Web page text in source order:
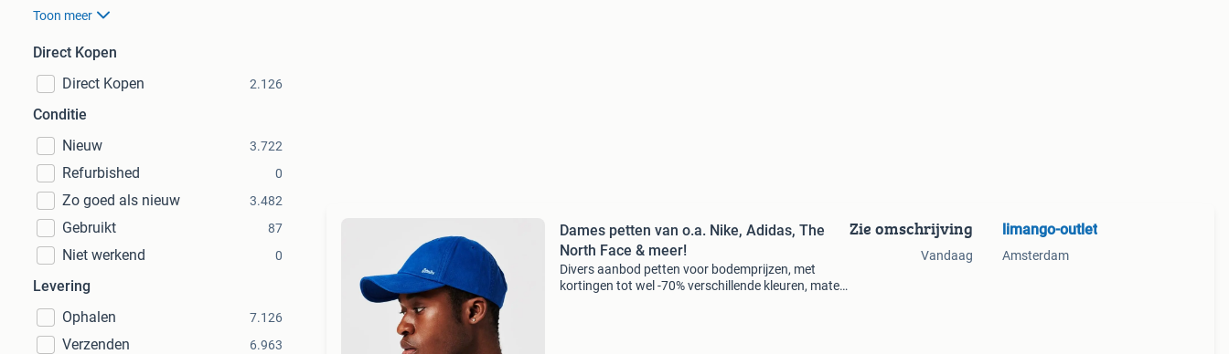
Toon meer
Direct Kopen
Direct Kopen
2.126
Conditie
Nieuw
3.722
Refurbished 0
Zo goed als nieuw 3.482
Gebruikt 87
Niet werkend 0
Levering
Ophalen
7.126
Verzenden 6.963
Dames petten van o.a. Nike, Adidas, The
North Face & meer!
Divers aanbod petten voor bodemprijzen, met
kortingen tot wel -70% verschillende kleuren, maten
Zie omschrijving
Vandaag
limango-outlet
Amsterdam